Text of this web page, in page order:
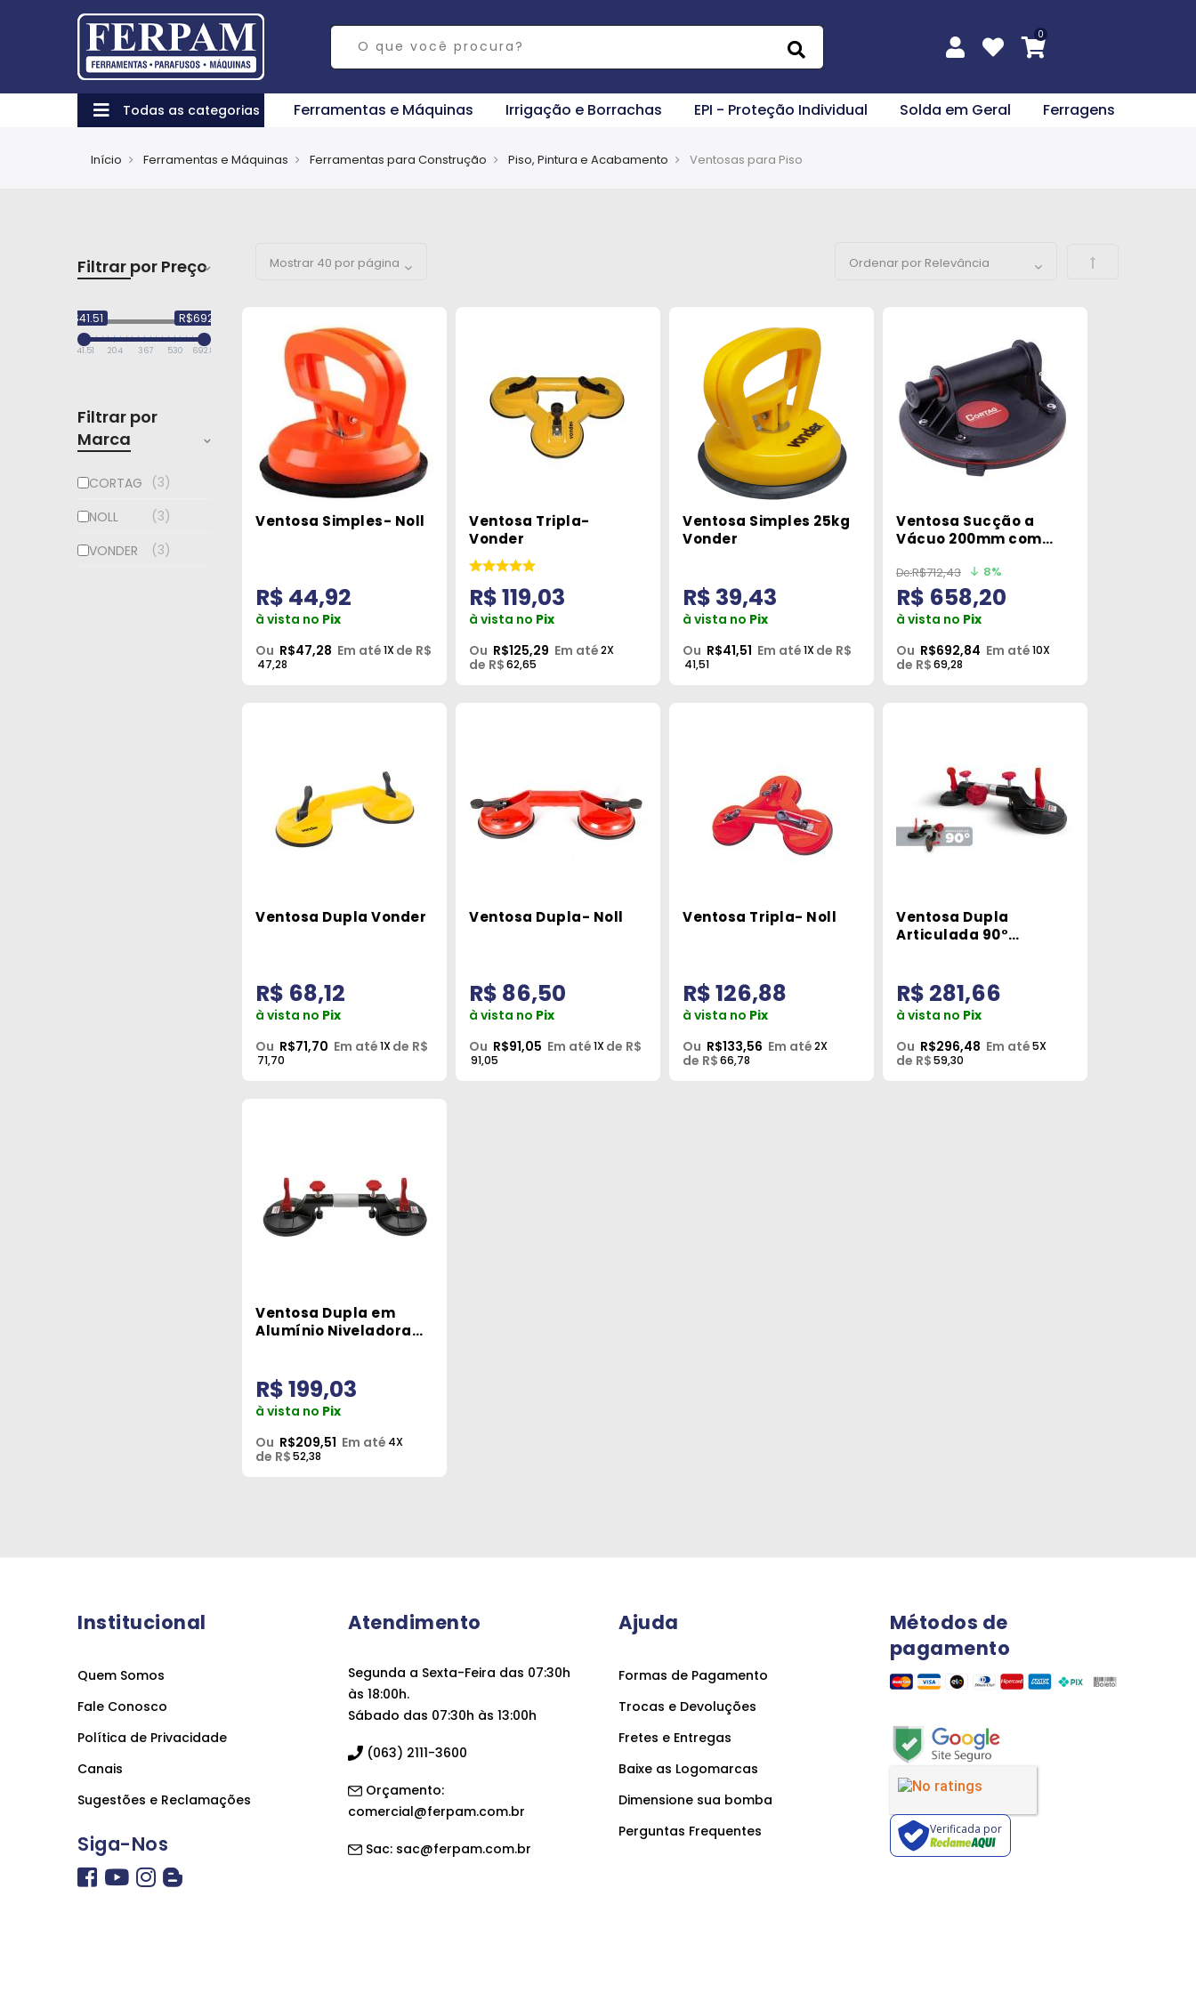
Todas as categorias Ferramentas e Máquinas Irrigação e Borrachas EPI - Proteção Individual Solda em Geral Ferragens
Início Ferramentas e Máquinas Ferramentas para Construção Piso, Pintura e Acabamento Ventosas para Piso
Definir Direção
Ventosa Simples- Noll
R$ 44,92
à vista no Pix
Ou R$47,28 Em até1X de R$
47,28
Ventosa Tripla-
Vonder
R$ 119,03
à vista no Pix
Ou R$125,29 Em até2X
de R$62,65
Ventosa Simples 25kg
Vonder
R$ 39,43
à vista no Pix
Ou R$41,51 Em até1X de R$
41,51
Ventosa Sucção a
Vácuo 200mm com
R$712,43 8%
R$ 658,20
à vista no Pix
Ou R$692,84 Em até10X
de R$69,28
Ventosa Dupla Vonder
R$ 68,12
à vista no Pix
Ou R$71,70 Em até1X de R$
71,70
Ventosa Dupla- Noll
R$ 86,50
à vista no Pix
Ou R$91,05 Em até1X de R$
91,05
Ventosa Tripla- Noll
R$ 126,88
à vista no Pix
Ou R$133,56 Em até2X
de R$66,78
Ventosa Dupla
Articulada 90°
R$ 281,66
à vista no Pix
Ou R$296,48 Em até5X
de R$59,30
Ventosa Dupla em
Alumínio Niveladora
R$ 199,03
à vista no Pix
Ou R$209,51 Em até 4X
de R$52,38
Filtrar por Preço
R$41.51 R$692.84
41.51 204 367 530 692.84
Filtrar por
Marca
CORTAG
3
NOLL
3
VONDER
3
Institucional
Quem Somos
Fale Conosco
Política de Privacidade
Canais
Sugestões e Reclamações
Siga-Nos
Atendimento
Segunda a Sexta-Feira das 07:30h
às 18:00h.
Sábado das 07:30h às 13:00h
(063) 2111-3600
Orçamento:
comercial@ferpam.com.br
Sac: sac@ferpam.com.br
Ajuda
Formas de Pagamento
Trocas e Devoluções
Fretes e Entregas
Baixe as Logomarcas
Dimensione sua bomba
Perguntas Frequentes
Métodos de
pagamento
Verificada por